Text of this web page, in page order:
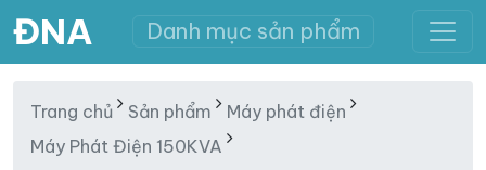
ĐNA Danh mục sản phẩm
Trang chủ Sản phẩm
Máy phát điện
Máy Phát Điện 150KVA